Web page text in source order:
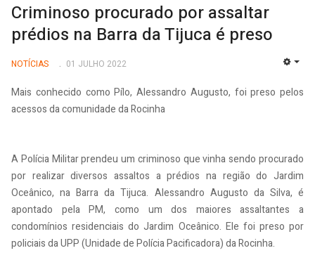
Criminoso procurado por assaltar
prédios na Barra da Tijuca é preso
NOTÍCIAS 01 JULHO 2022
Mais conhecido como Pílo, Alessandro Augusto, foi preso pelos
acessos da comunidade da Rocinha
A Polícia Militar prendeu um criminoso que vinha sendo procurado
por realizar diversos assaltos a prédios na região do Jardim
Oceânico, na Barra da Tijuca. Alessandro Augusto da Silva, é
apontado pela PM, como um dos maiores assaltantes a
condomínios residenciais do Jardim Oceânico. Ele foi preso por
policiais da UPP (Unidade de Polícia Pacificadora) da Rocinha.